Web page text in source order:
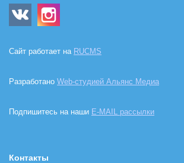
Сайт работает на RUCMS
Разработано Web-студией Альянс Медиа
Подпишитесь на наши E-MAIL рассылки
Контакты